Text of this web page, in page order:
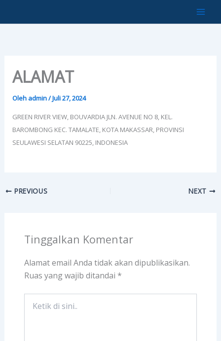
ALAMAT
Oleh admin/Juli 27, 2024
GREEN RIVER VIEW, BOUVARDIA JLN. AVENUE NO 8, KEL.
BAROMBONG KEC. TAMALATE, KOTA MAKASSAR, PROVINSI
SEULAWESI SELATAN 90225, INDONESIA
PREVIOUS NEXT
Tinggalkan Komentar
Alamat email Anda tidak akan dipublikasikan.
Ruas yang wajib ditandai *